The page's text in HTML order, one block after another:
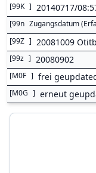
[99K ] 20140717/
[99n Zugangsdatum
[99Z ] 20081009
[99z ] 20080902
[M0F ] frei
[M0G ] erneut